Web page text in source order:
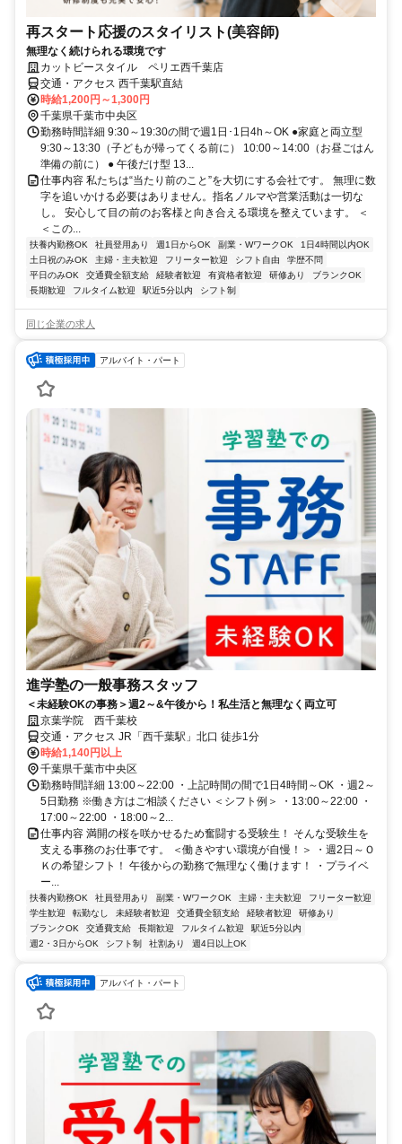
再スタート応援のスタイリスト(美容師)
無理なく続けられる環境です
カットビースタイル ペリエ西千葉店
交通・アクセス 西千葉駅直結
時給1,200円～1,300円
千葉県千葉市中央区
勤務時間詳細 9:30～19:30の間で週1日･1日4h～OK ●家庭と両立型
9:30～13:30（子どもが帰ってくる前に） 10:00～14:00（お昼ごはん
準備の前に） ● 午後だけ型 13...
仕事内容 私たちは“当たり前のこと”を大切にする会社です。 無理に数
字を追いかける必要はありません。指名ノルマや営業活動は一切な
し。 安心して目の前のお客様と向き合える環境を整えています。 ＜
＜この...
扶養内勤務OK 社員登用あり 週1日からOK 副業・WワークOK
1日4時間以内OK
土日祝のみOK
主婦・主夫歓迎 フリーター歓迎 シフト自由
学歴不問
平日のみOK
交通費全額支給 経験者歓迎 有資格者歓迎 研修あり
ブランクOK
長期歓迎
フルタイム歓迎 駅近5分以内 シフト制
同じ企業の求人
アルバイト・パート
進学塾の一般事務スタッフ
＜未経験OKの事務＞週2～&午後から！私生活と無理なく両立可
京葉学院 西千葉校
交通・アクセス JR「西千葉駅」北口 徒歩1分
時給1,140円以上
千葉県千葉市中央区
勤務時間詳細 13:00～22:00 ・上記時間の間で1日4時間～OK ・週2～
5日勤務 ※働き方はご相談ください ＜シフト例＞ ・13:00～22:00 ・
17:00～22:00 ・18:00～2...
仕事内容 満開の桜を咲かせるため奮闘する受験生！ そんな受験生を
支える事務のお仕事です。 ＜働きやすい環境が自慢！＞ ・週2日～Ｏ
Ｋの希望シフト！ 午後からの勤務で無理なく働けます！ ・プライベ
ー...
扶養内勤務OK 社員登用あり 副業・WワークOK 主婦・主夫歓迎
フリーター歓迎
学生歓迎
転勤なし 未経験者歓迎 交通費全額支給 経験者歓迎
研修あり
ブランクOK
交通費支給 長期歓迎 フルタイム歓迎
駅近5分以内
週2・3日からOK
シフト制 社割あり 週4日以上OK
アルバイト・パート